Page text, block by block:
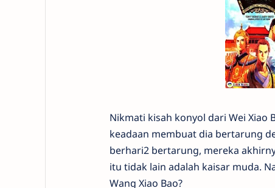
Nikmati kisah konyol dari Wei
keadaan membuat dia bertarung
berhari2 bertarung, mereka
itu tidak lain adalah kaisar muda.
Wang Xiao Bao?